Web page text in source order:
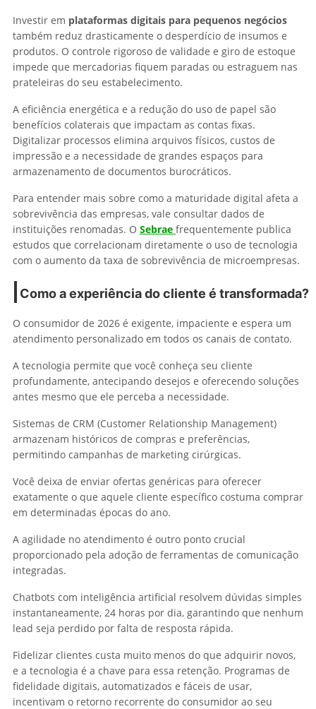
Investir em plataformas digitais para pequenos negócios
também reduz drasticamente o desperdício de insumos e
produtos. O controle rigoroso de validade e giro de estoque
impede que mercadorias fiquem paradas ou estraguem nas
prateleiras do seu estabelecimento.
A eficiência energética e a redução do uso de papel são
benefícios colaterais que impactam as contas fixas.
Digitalizar processos elimina arquivos físicos, custos de
impressão e a necessidade de grandes espaços para
armazenamento de documentos burocráticos.
Para entender mais sobre como a maturidade digital afeta a
sobrevivência das empresas, vale consultar dados de
instituições renomadas. O Sebrae frequentemente publica
estudos que correlacionam diretamente o uso de tecnologia
com o aumento da taxa de sobrevivência de microempresas.
Como a experiência do cliente é transformada?
O consumidor de 2026 é exigente, impaciente e espera um
atendimento personalizado em todos os canais de contato.
A tecnologia permite que você conheça seu cliente
profundamente, antecipando desejos e oferecendo soluções
antes mesmo que ele perceba a necessidade.
Sistemas de CRM (Customer Relationship Management)
armazenam históricos de compras e preferências,
permitindo campanhas de marketing cirúrgicas.
Você deixa de enviar ofertas genéricas para oferecer
exatamente o que aquele cliente específico costuma comprar
em determinadas épocas do ano.
A agilidade no atendimento é outro ponto crucial
proporcionado pela adoção de ferramentas de comunicação
integradas.
Chatbots com inteligência artificial resolvem dúvidas simples
instantaneamente, 24 horas por dia, garantindo que nenhum
lead seja perdido por falta de resposta rápida.
Fidelizar clientes custa muito menos do que adquirir novos,
e a tecnologia é a chave para essa retenção. Programas de
fidelidade digitais, automatizados e fáceis de usar,
incentivam o retorno recorrente do consumidor ao seu